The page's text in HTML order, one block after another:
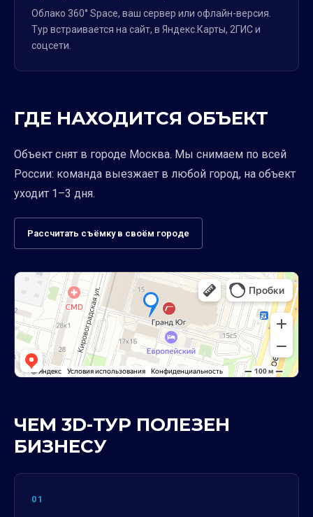
Облако 360° Space, ваш сервер или офлайн-версия.
Тур встраивается на сайт, в Яндекс.Карты, 2ГИС и
соцсети.
ГДЕ НАХОДИТСЯ ОБЪЕКТ
Объект снят в городе Москва. Мы снимаем по всей
России: команда выезжает в любой город, на объект
уходит 1–3 дня.
Рассчитать съёмку в своём городе
ЧЕМ 3D-ТУР ПОЛЕЗЕН
БИЗНЕСУ
01